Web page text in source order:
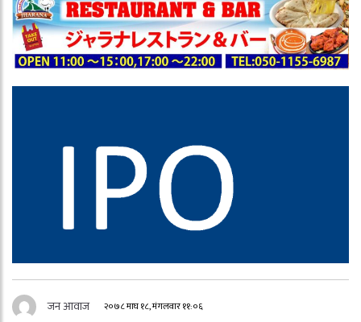
जन आवाज २०७८ माघ १८, मंगलवार ११:०६